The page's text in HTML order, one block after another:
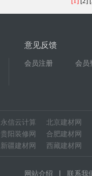
意见反馈
会员注册 会员
永信云计算 北京建材网
贵阳装修网 合肥建材网
新疆建材网 西藏建材网
网站介绍 | 联系我